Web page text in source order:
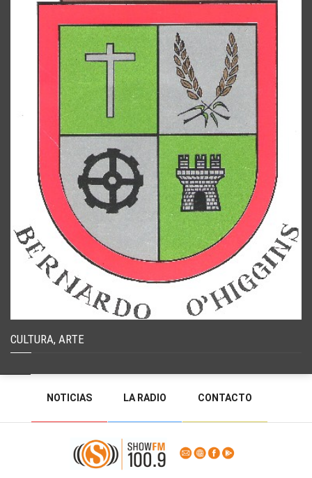
CULTURA, ARTE
NOTICIAS LA RADIO CONTACTO
PROGRAMACIÓN RADIO EN VIVO